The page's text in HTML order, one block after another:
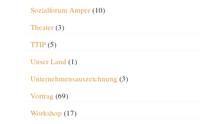
Sozialforum Amper(10)
Theater(3)
TTIP(5)
Unser Land (1)
Unternehmensauszeichnung (3)
Vortrag (69)
Workshop (17)